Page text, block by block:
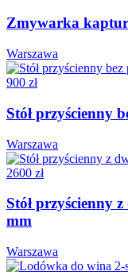
Zmywarka
Warszawa
900 zł
Stół przyścienny
Warszawa
2600 zł
Stół przyścienny
mm
Warszawa